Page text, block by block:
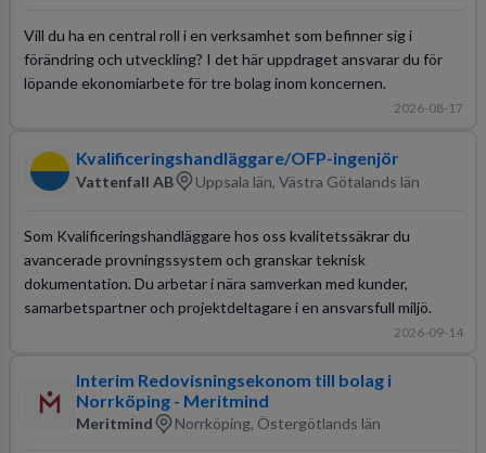
Vill du ha en central roll i en verksamhet som befinner sig i
förändring och utveckling? I det här uppdraget ansvarar du för
löpande ekonomiarbete för tre bolag inom koncernen.
2026-08-17
Kvalificeringshandläggare/OFP-ingenjör
Vattenfall AB Uppsala län, Västra Götalands län
Som Kvalificeringshandläggare hos oss kvalitetssäkrar du
avancerade provningssystem och granskar teknisk
dokumentation. Du arbetar i nära samverkan med kunder,
samarbetspartner och projektdeltagare i en ansvarsfull miljö.
2026-09-14
Interim Redovisningsekonom till bolag i
Norrköping - Meritmind
Meritmind Norrköping, Östergötlands län